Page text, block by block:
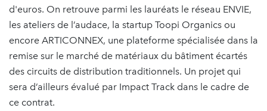
d'euros. On retrouve parmi les lauréats le réseau ENVIE,
les ateliers de l’audace, la startup Toopi Organics ou
encore ARTICONNEX, une plateforme spécialisée dans la
remise sur le marché de matériaux du bâtiment écartés
des circuits de distribution traditionnels. Un projet qui
sera d’ailleurs évalué par Impact Track dans le cadre de
ce contrat.